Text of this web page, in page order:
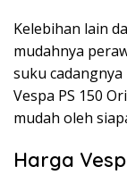
Kelebihan lain
mudahnya
suku
Vespa PS 150
mudah oleh
Harga